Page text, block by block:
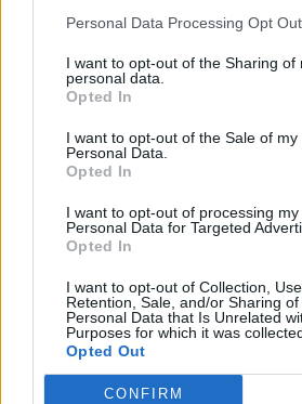
Personal Data Processing Opt
I want to opt-out of the Sharing of
personal data.
Opted In
I want to opt-out of the Sale of my
Personal Data.
Opted In
I want to opt-out of processing my
Personal Data for Targeted
Opted In
I want to opt-out of Collection, Use,
Retention, Sale, and/or Sharing of
Personal Data that Is Unrelated
Purposes for which it was
Opted Out
CONFIRM
KEDVES OLVASÓNK!
tartozik, melynek olvasása
regisztrációhoz kötött.
Az előfizetés a következőket
Portfolio.hu teljes
kötéslistái